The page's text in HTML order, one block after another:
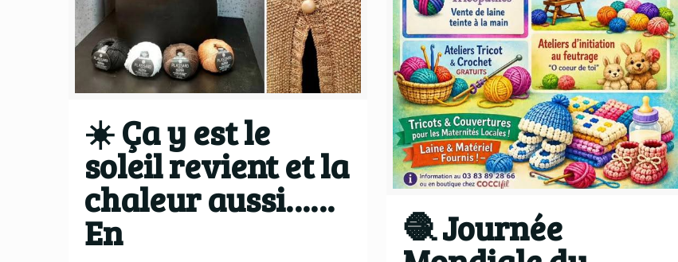
☀️ Ça y est le
soleil revient et la
chaleur aussi……
En 🧶 Journée